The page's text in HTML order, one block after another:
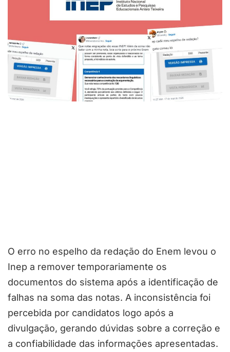
O erro no espelho da redação do Enem levou o
Inep a remover temporariamente os
documentos do sistema após a identificação de
falhas na soma das notas. A inconsistência foi
percebida por candidatos logo após a
divulgação, gerando dúvidas sobre a correção e
a confiabilidade das informações apresentadas.